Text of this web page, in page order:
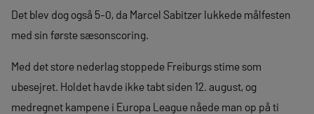
Det blev dog også 5-0, da Marcel Sabitzer lukkede målfesten
med sin første sæsonscoring.
Med det store nederlag stoppede Freiburgs stime som
ubesejret. Holdet havde ikke tabt siden 12. august, og
medregnet kampene i Europa League nåede man op på ti